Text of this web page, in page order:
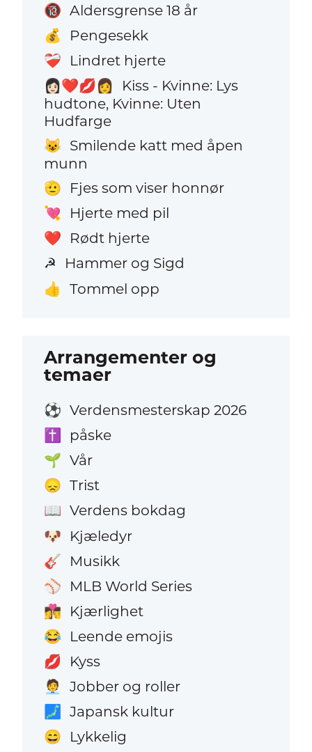
🔞 Aldersgrense 18 år
💰 Pengesekk
❤️‍🩹 Lindret hjerte
👩🏻‍❤️‍💋‍👩
Kiss - Kvinne: Lys
hudtone, Kvinne: Uten
Hudfarge
😺 Smilende katt med åpen
munn
🫡 Fjes som viser honnør
💘 Hjerte med pil
❤️ Rødt hjerte
☭ Hammer og Sigd
👍 Tommel opp
Arrangementer og
temaer
⚽ Verdensmesterskap 2026
✝️ påske
🌱 Vår
😞 Trist
📖 Verdens bokdag
🐶 Kjæledyr
🎸 Musikk
⚾ MLB World Series
👩‍❤️‍💋‍👨 Kjærlighet
😂 Leende emojis
💋 Kyss
🧑‍💼 Jobber og roller
🗾 Japansk kultur
😄 Lykkelig